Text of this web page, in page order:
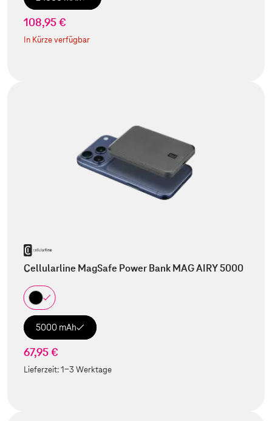
108,95 €
In Kürze verfügbar
Cellularline MagSafe Power Bank MAG AIRY 5000
5000 mAh
67,95 €
Lieferzeit:1-3 Werktage